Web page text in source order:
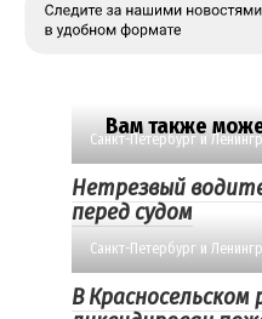
Вам также
Санкт-Петербург и
Нетрезвый
перед судом
Санкт-Петербург и
В Красносельском